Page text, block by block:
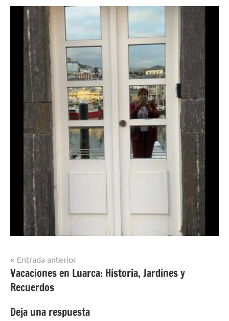
Navegación
de
entradas
Entrada anterior
Vacaciones en Luarca: Historia, Jardines y
Recuerdos
Deja una respuesta